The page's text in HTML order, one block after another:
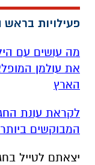
פעילויות בראש השנה 2025
מה עושים עם
את עולמן
הארץ
לקראת עונת
המבוקשים
יצאתם לטייל